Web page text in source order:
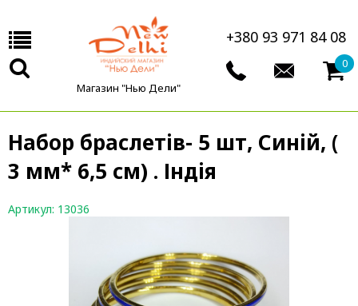
Магазин "Нью Дели"
+380 93 971 84 08
0
Набор браслетів- 5 шт, Синій, (
3 мм* 6,5 см) . Індія
Артикул: 13036